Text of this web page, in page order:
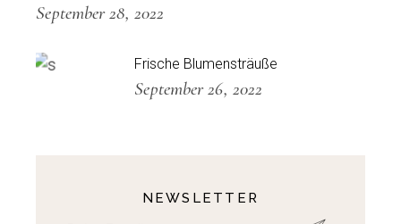
September 28, 2022
Frische Blumensträuße
September 26, 2022
NEWSLETTER